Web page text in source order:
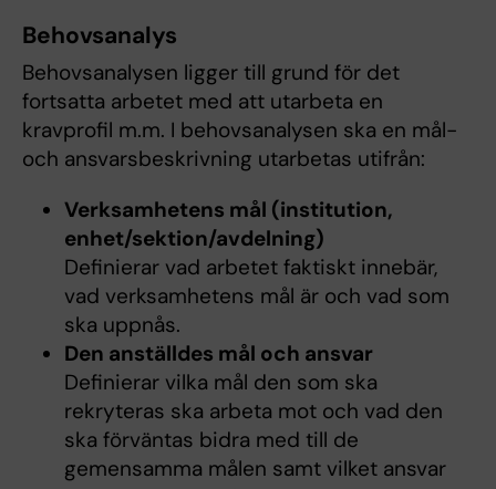
Behovsanalys
Behovsanalysen ligger till grund för det
fortsatta arbetet med att utarbeta en
kravprofil m.m. I behovsanalysen ska en mål-
och ansvarsbeskrivning utarbetas utifrån:
Verksamhetens mål (institution,
enhet/sektion/avdelning)
Definierar vad arbetet faktiskt innebär,
vad verksamhetens mål är och vad som
ska uppnås.
Den anställdes mål och ansvar
Definierar vilka mål den som ska
rekryteras ska arbeta mot och vad den
ska förväntas bidra med till de
gemensamma målen samt vilket ansvar